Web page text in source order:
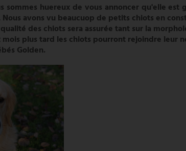
sommes huereux de vous annoncer qu'elle
avons vu beaucuop de petits chiots en
des chiots sera assurée tant sur la
mois plus tard les chiots pourront rejoindre leur
Golden.